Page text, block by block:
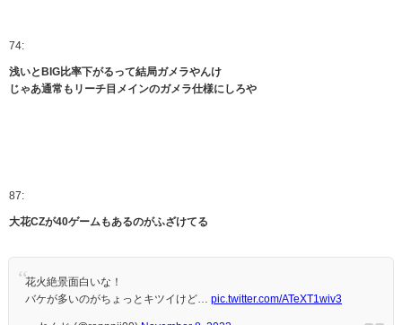
74:
浅いとBIG比率下がるって結局ガメラやんけ
じゃあ通常もリーチ目メインのガメラ仕様にしろや
87:
大花CZが40ゲームもあるのがふざけてる
花火絶景面白いな！
バケが多いのがちょっとキツイけど… pic.twitter.com/ATeXT1wiv3